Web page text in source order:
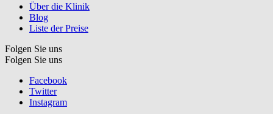
Über die Klinik
Blog
Liste der Preise
Folgen Sie uns
Folgen Sie uns
Facebook
Twitter
Instagram